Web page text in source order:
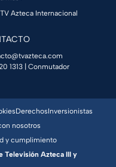
TV Azteca Internacional
1313 | Conmutador
DerechosInversionistas
nosotros
y cumplimiento
Televisión Azteca III y